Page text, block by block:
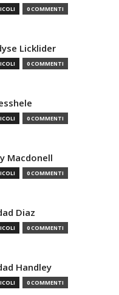
0 COMMENTI
Licklider
0 COMMENTI
0 COMMENTI
Macdonell
0 COMMENTI
Diaz
0 COMMENTI
Handley
0 COMMENTI